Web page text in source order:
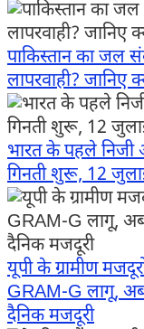
पाकिस्तान का जल
लापरवाही? जानिए
भारत के पहले निजी
गिनती शुरू, 12
यूपी के ग्रामीण
GRAM-G लागू,
दैनिक मजदूरी